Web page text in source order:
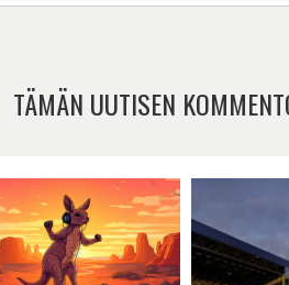
TÄMÄN UUTISEN